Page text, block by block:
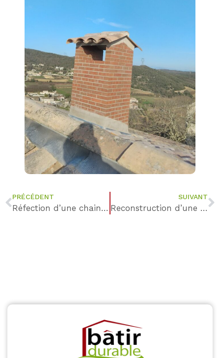
PRÉCÉDENT
Réfection d’une chaine d’angle en pierre de taille de réemploi – Saint-Thomé
SUIVANT
Reconstruction d’une façade en pierre